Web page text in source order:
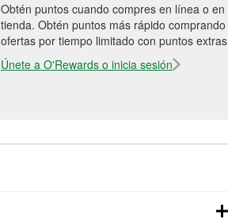
Obtén puntos cuando compres en línea o en
tienda. Obtén puntos más rápido comprando
ofertas por tiempo limitado con puntos
Únete a O'Rewards o inicia sesión